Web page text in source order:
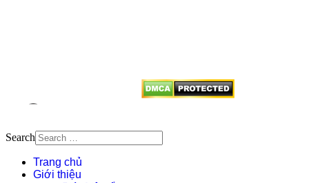
Search
Trang chủ
Giới thiệu